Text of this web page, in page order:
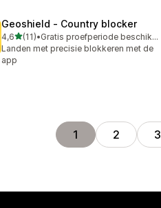
Geoshield ‑ Country blocker
4,6van 5 sterren
(11)
11 recensies in totaal
•
Gratis proefperiode beschikbaar
Landen met precisie blokkeren met de
app
1 2 3